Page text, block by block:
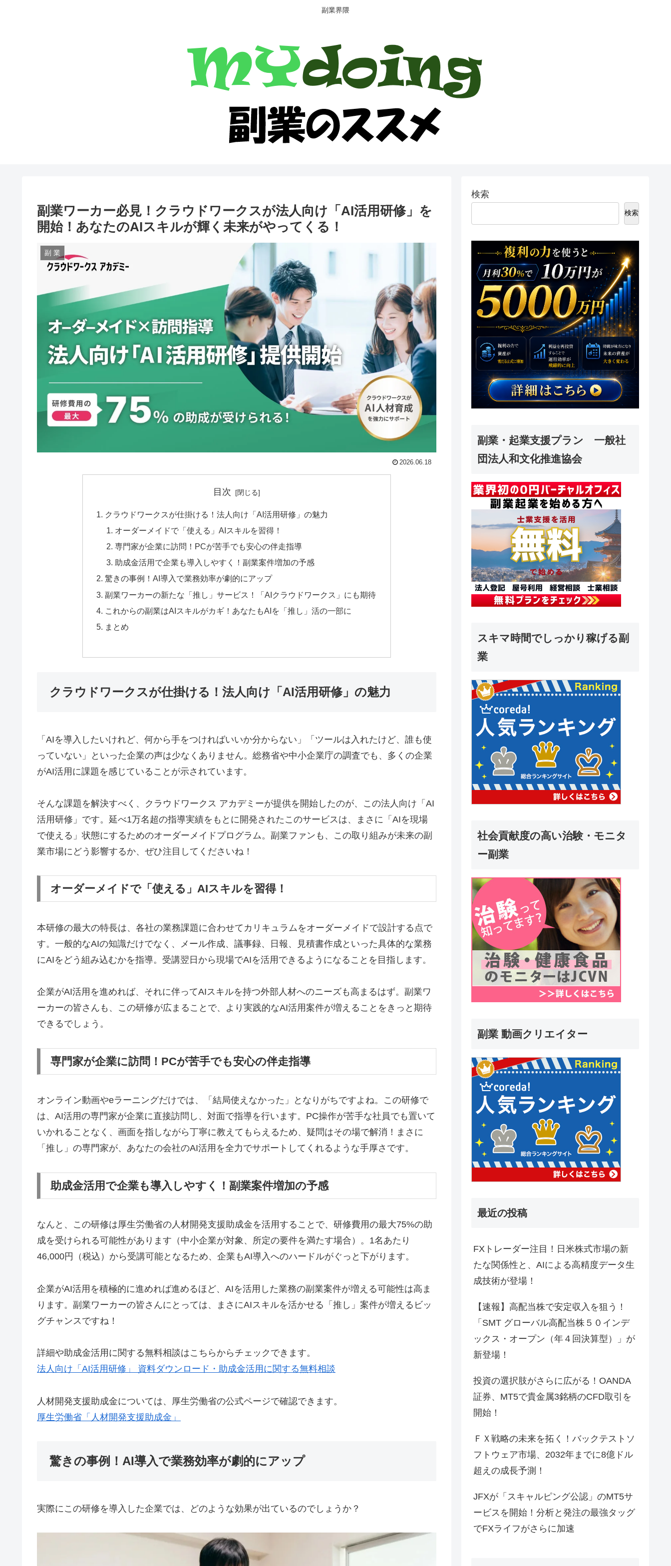
副業界隈
副業ワーカー必見！クラウドワークスが法人向け「AI活用研修」を
開始！あなたのAIスキルが輝く未来がやってくる！
副 業
2026.06.18
目次
クラウドワークスが仕掛ける！法人向け「AI活用研修」の魅力
オーダーメイドで「使える」AIスキルを習得！
専門家が企業に訪問！PCが苦手でも安心の伴走指導
助成金活用で企業も導入しやすく！副業案件増加の予感
驚きの事例！AI導入で業務効率が劇的にアップ
副業ワーカーの新たな「推し」サービス！「AIクラウドワークス」にも期待
これからの副業はAIスキルがカギ！あなたもAIを「推し」活の一部に
まとめ
クラウドワークスが仕掛ける！法人向け「AI活用研修」の魅力
「AIを導入したいけれど、何から手をつければいいか分からない」「ツールは入れたけど、誰も使
っていない」といった企業の声は少なくありません。総務省や中小企業庁の調査でも、多くの企業
がAI活用に課題を感じていることが示されています。
そんな課題を解決すべく、クラウドワークス アカデミーが提供を開始したのが、この法人向け「AI
活用研修」です。延べ1万名超の指導実績をもとに開発されたこのサービスは、まさに「AIを現場
で使える」状態にするためのオーダーメイドプログラム。副業ファンも、この取り組みが未来の副
業市場にどう影響するか、ぜひ注目してくださいね！
オーダーメイドで「使える」AIスキルを習得！
本研修の最大の特長は、各社の業務課題に合わせてカリキュラムをオーダーメイドで設計する点で
す。一般的なAIの知識だけでなく、メール作成、議事録、日報、見積書作成といった具体的な業務
にAIをどう組み込むかを指導。受講翌日から現場でAIを活用できるようになることを目指します。
企業がAI活用を進めれば、それに伴ってAIスキルを持つ外部人材へのニーズも高まるはず。副業ワ
ーカーの皆さんも、この研修が広まることで、より実践的なAI活用案件が増えることをきっと期待
できるでしょう。
専門家が企業に訪問！PCが苦手でも安心の伴走指導
オンライン動画やeラーニングだけでは、「結局使えなかった」となりがちですよね。この研修で
は、AI活用の専門家が企業に直接訪問し、対面で指導を行います。PC操作が苦手な社員でも置いて
いかれることなく、画面を指しながら丁寧に教えてもらえるため、疑問はその場で解消！まさに
「推し」の専門家が、あなたの会社のAI活用を全力でサポートしてくれるような手厚さです。
助成金活用で企業も導入しやすく！副業案件増加の予感
なんと、この研修は厚生労働省の人材開発支援助成金を活用することで、研修費用の最大75%の助
成を受けられる可能性があります（中小企業が対象、所定の要件を満たす場合）。1名あたり
46,000円（税込）から受講可能となるため、企業もAI導入へのハードルがぐっと下がります。
企業がAI活用を積極的に進めれば進めるほど、AIを活用した業務の副業案件が増える可能性は高ま
ります。副業ワーカーの皆さんにとっては、まさにAIスキルを活かせる「推し」案件が増えるビッ
グチャンスですね！
詳細や助成金活用に関する無料相談はこちらからチェックできます。
法人向け「AI活用研修」 資料ダウンロード・助成金活用に関する無料相談
人材開発支援助成金については、厚生労働省の公式ページで確認できます。
厚生労働省「人材開発支援助成金」
驚きの事例！AI導入で業務効率が劇的にアップ
実際にこの研修を導入した企業では、どのような効果が出ているのでしょうか？
検索
検索
副業・起業支援プラン 一般社
団法人和文化推進協会
スキマ時間でしっかり稼げる副
業
社会貢献度の高い治験・モニタ
ー副業
副業 動画クリエイター
最近の投稿
FXトレーダー注目！日米株式市場の新
たな関係性と、AIによる高精度データ生
成技術が登場！
【速報】高配当株で安定収入を狙う！
「SMT グローバル高配当株５０インデ
ックス・オープン（年４回決算型）」が
新登場！
投資の選択肢がさらに広がる！OANDA
証券、MT5で貴金属3銘柄のCFD取引を
開始！
ＦＸ戦略の未来を拓く！バックテストソ
フトウェア市場、2032年までに8億ドル
超えの成長予測！
JFXが「スキャルピング公認」のMT5サ
ービスを開始！分析と発注の最強タッグ
でFXライフがさらに加速